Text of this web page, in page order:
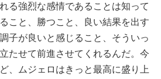
る強烈な感情であることは知って
こと、勝つこと、良い結果を出す
子が良いと感じること、そういっ
たせて前進させてくれるんだ。今
、ムジェロはきっと最高に盛り上